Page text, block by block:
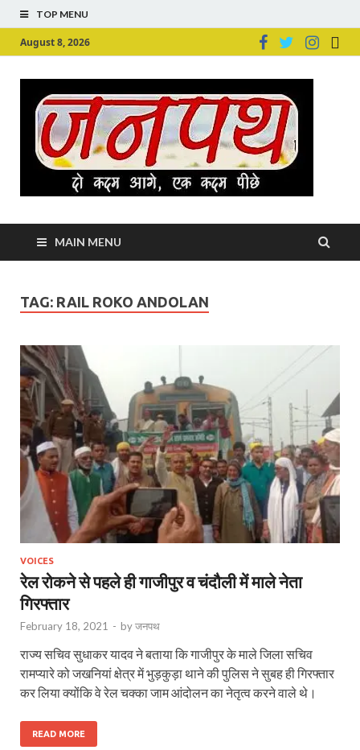
TOP MENU
August 8, 2026
MAIN MENU
TAG: RAIL ROKO ANDOLAN
VOICES
रेल रोकने से पहले ही गाजीपुर व चंदौली में माले नेता
गिरफ्तार
February 18, 2021 - byजनपथ
राज्य सचिव सुधाकर यादव ने बताया कि गाजीपुर के माले जिला सचिव
रामप्यारे को जखनियां क्षेत्र में भुड़कुड़ा थाने की पुलिस ने सुबह ही गिरफ्तार
कर लिया क्योंकि वे रेल चक्का जाम आंदोलन का नेतृत्व करने वाले थे।
READ MORE